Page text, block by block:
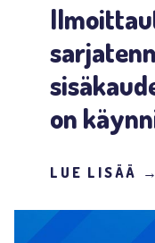
on
LUE LISÄÄ →